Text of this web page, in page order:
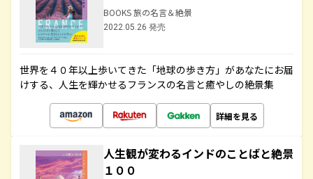
BOOKS 旅の名言＆絶景
2022.05.26 発売
世界を４０年以上歩いてきた「地球の歩き方」があなたにお届
けする、人生を輝かせるフランスの名言と癒やしの絶景集
詳細を見る
人生観が変わるインドのことばと絶景
１００